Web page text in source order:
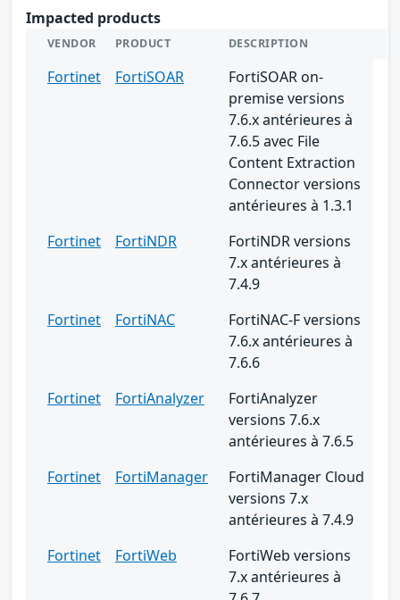
Impacted products
VENDOR PRODUCT DESCRIPTION
Fortinet FortiSOAR
FortiSOAR on-
premise versions
7.6.x antérieures à
7.6.5 avec File
Content Extraction
Connector versions
antérieures à 1.3.1
Fortinet
FortiNDR
FortiNDR versions
7.x antérieures à
7.4.9
Fortinet
FortiNAC
FortiNAC-F versions
7.6.x antérieures à
7.6.6
Fortinet
FortiAnalyzer
FortiAnalyzer
versions 7.6.x
antérieures à 7.6.5
Fortinet
FortiManager
FortiManager Cloud
versions 7.x
antérieures à 7.4.9
Fortinet
FortiWeb
FortiWeb versions
7.x antérieures à